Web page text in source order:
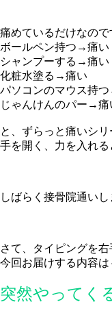
痛めているだけなので
ボールペン持つ→痛い
シャンプーする→痛い
化粧水塗る→痛い
パソコンのマウス持
じゃんけんのパー→痛
と、ずらっと痛いシ
手を開く、力を入れる
しばらく接骨院通いし
さて、タイピングを
今回お届けする内容は
突然やってく